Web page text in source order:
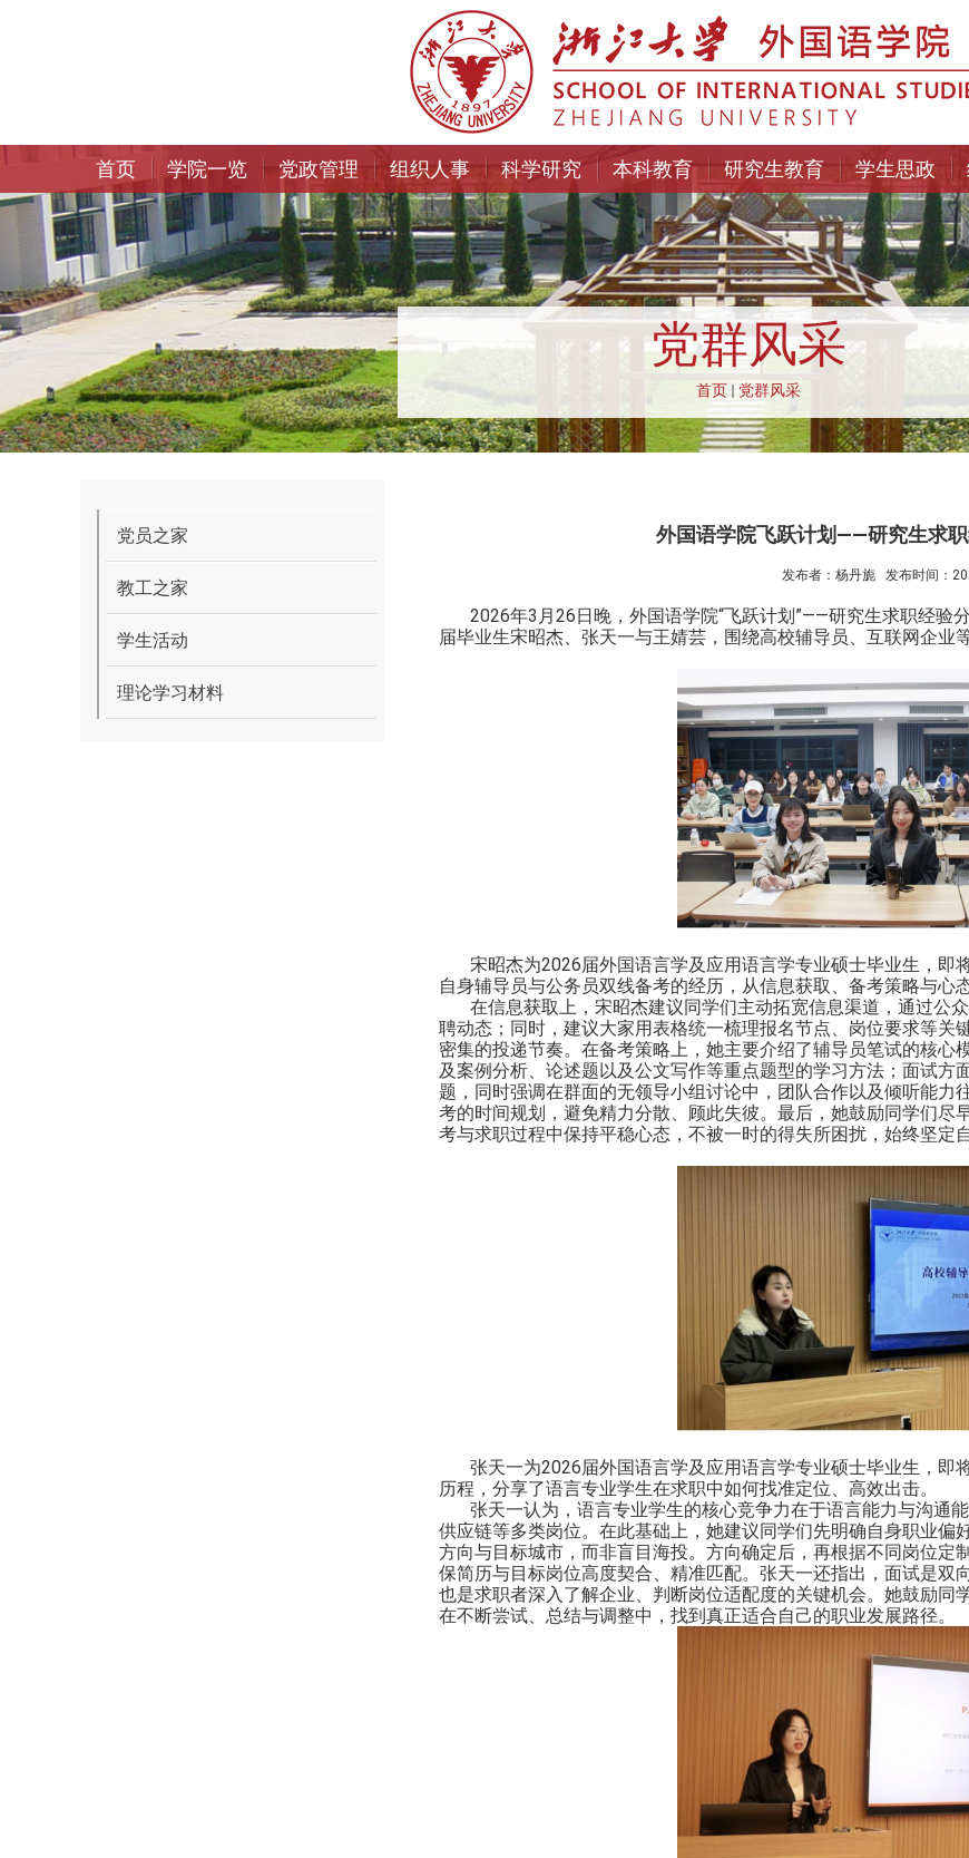
首页 学院一览 党政管理 组织人事 科学研究 本科教育 研究生教育 学生思政
党群风采
首页 党群风采
党员之家
教工之家
学生活动
理论学习材料
外国语学院飞跃计划——研究生求
发布者：杨丹旎 发布时间：
2026年3 月26日晚，外国语学院“飞跃计划”——研究生求职经验
届毕业生宋昭杰、张天一与王婧芸，围绕高校辅导员、互联网企业
宋昭杰为2026届外国语言学及应用语言学专业硕士毕业生，即
自身辅导员与公务员双线备考的经历，从信息获取、备考策略与心
在信息获取上，宋昭杰建议同学们主动拓宽信息渠道，通过公
聘动态 ；同时，建议大家用表格统一梳理报名节点、岗位要求等
密集的投递节奏。在备考策略上，她主要介绍了辅导员笔试的核心
及案例分析、论述题以及公文写作等重点题型的学习方法；面试方
题，同时强调在群面的无领导小组讨论中，团队合作以及倾听能力
考的时间规划，避免精力分散、顾此失彼。最后，她鼓励同学们尽
考与求职过程中保持平稳心态，不被一时的得失所困扰， 始终坚定
张天一为2026届外国语言学及应用语言学专业硕士毕业生，即
历程，分享了语言专业学生在求职中如何找准定位、高效出击。
张天一认为，语言专业学生的核心竞争力在于语言能力与沟通
供应链等多类岗位。在此基础上，她建议同学们先明确自身职业偏
方向与目标城市，而非盲目海投。方向确定后，再根据不同岗位定
保简历与目标岗位高度契合、精准匹配。张天一还指出，面试是双
也是求职者深入了解企业、判断岗位适配度的关键机会。她鼓励同
在不断尝试、总结与调整中，找到真正适合自己的职业发展路径。